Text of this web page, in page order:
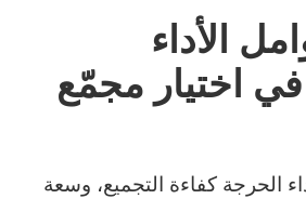
الأداء
في اختيار مجمّع
الحرجة كفاءة التجميع، وسعة